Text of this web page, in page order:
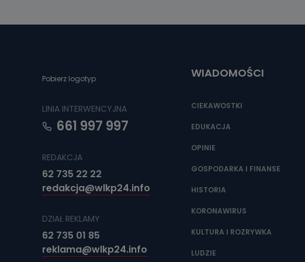
poczta@tvproart.pl
Pobierz logotyp
LINIA INTERWENCYJNA
661 997 997
REDAKCJA
62 735 22 22
redakcja@wlkp24.info
DZIAŁ REKLAMY
62 735 01 85
reklama@wlkp24.info
WIADOMOŚCI
CIEKAWOSTKI
EDUKACJA
OPINIE
GOSPODARKA I FINANSE
HISTORIA
KORONAWIRUS
KULTURA I ROZRYWKA
LUDZIE